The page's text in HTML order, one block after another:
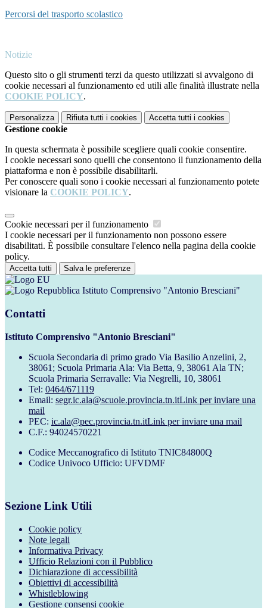
Percorsi del trasporto scolastico
Notizie
Questo sito o gli strumenti terzi da questo utilizzati si avvalgono di
cookie necessari al funzionamento ed utili alle finalità illustrate nella
COOKIE POLICY.
Personalizza Rifiuta tutti i cookies Accetta tutti i cookies
Gestione cookie
In questa schermata è possibile scegliere quali cookie consentire.
I cookie necessari sono quelli che consentono il funzionamento della
piattaforma e non è possibile disabilitarli.
Per conoscere quali sono i cookie necessari al funzionamento potete
visionare la COOKIE POLICY.
Cookie necessari per il funzionamento
I cookie necessari per il funzionamento non possono essere
disabilitati. È possibile consultare l'elenco nella pagina della cookie
policy.
Accetta tutti Salva le preferenze
Istituto Comprensivo "Antonio Bresciani"
Contatti
Istituto Comprensivo "Antonio Bresciani"
Scuola Secondaria di primo grado Via Basilio Anzelini, 2,
38061; Scuola Primaria Ala: Via Betta, 9, 38061 Ala TN;
Scuola Primaria Serravalle: Via Negrelli, 10, 38061
Tel: 0464/671119
Email: segr.ic.ala@scuole.provincia.tn.itLink per inviare una
mail
PEC: ic.ala@pec.provincia.tn.itLink per inviare una mail
C.F.: 94024570221
Codice Meccanografico di Istituto TNIC84800Q
Codice Univoco Ufficio: UFVDMF
Sezione Link Utili
Cookie policy
Note legali
Informativa Privacy
Ufficio Relazioni con il Pubblico
Dichiarazione di accessibilità
Obiettivi di accessibilità
Whistleblowing
Gestione consensi cookie